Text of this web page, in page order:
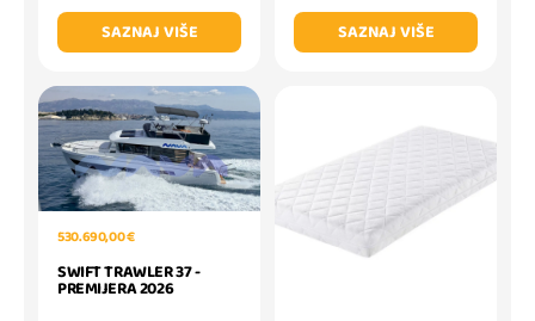
SAZNAJ VIŠE
SAZNAJ VIŠE
530.690,00 €
SWIFT TRAWLER 37 -
PREMIJERA 2026